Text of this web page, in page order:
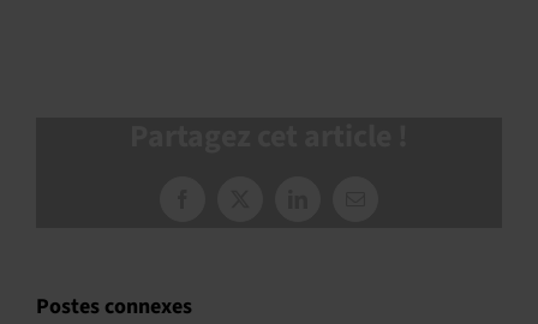
Postes connexes